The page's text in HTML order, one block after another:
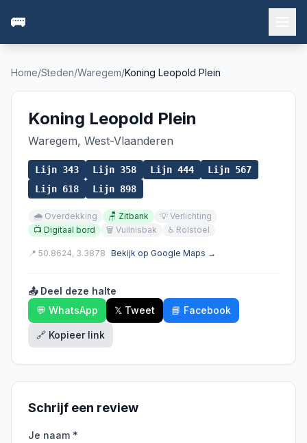
🚌
Home/Steden/Waregem/Koning Leopold Plein
Koning Leopold Plein
Waregem, West-Vlaanderen
Lijn 343 Lijn 358 Lijn 444 Lijn 567
Lijn 618 Lijn 898
🌧️ Overdekking 🪑 Zitbank 💡 Verlichting
📺 Digitaal bord 🗑️ Vuilnisbak ♿ Rolstoel
📍 50.8624, 3.3878 Bekijk op Google Maps →
📤 Deel deze halte
💬 WhatsApp
𝕏 Tweet 📘 Facebook
🔗 Kopieer link
Schrijf een review
Je naam *